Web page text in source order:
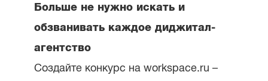
Больше не нужно искать и
обзванивать каждое диджитал-
агентство
Создайте конкурс на workspace.ru –